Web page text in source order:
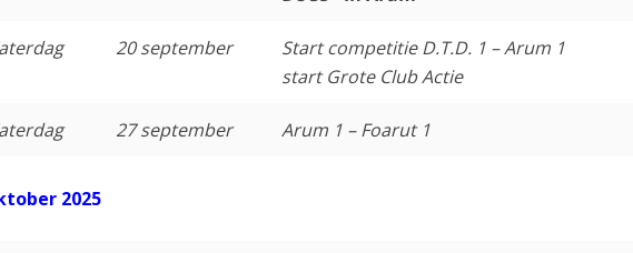
20 september
Start competitie D.T.D. 1 – Arum 1
start Grote Club Actie
27 september Arum 1 – Foarut 1
2025